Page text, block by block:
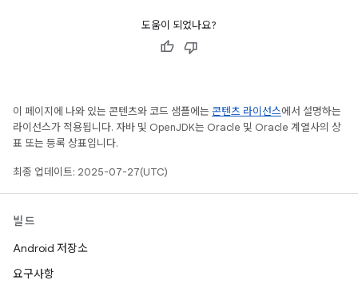
도움이 되었나요?
이 페이지에 나와 있는 콘텐츠와 코드 샘플에는 콘텐츠 라이선스에서 설명하는
라이선스가 적용됩니다. 자바 및 OpenJDK는 Oracle 및 Oracle 계열사의 상
표 또는 등록 상표입니다.
최종 업데이트: 2025-07-27(UTC)
빌드
Android 저장소
요구사항